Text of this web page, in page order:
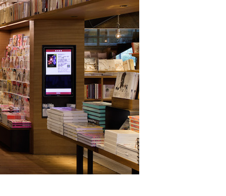
屋
崎
店
屋
屋